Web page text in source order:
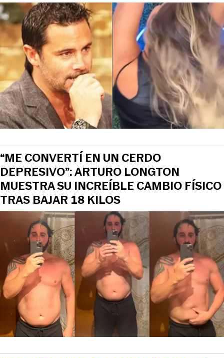
“ME CONVERTÍ EN UN CERDO
DEPRESIVO”: ARTURO LONGTON
MUESTRA SU INCREÍBLE CAMBIO FÍSICO
TRAS BAJAR 18 KILOS